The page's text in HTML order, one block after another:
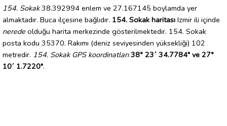
154. Sokak38.392994 enlem ve 27.167145 boylamda yer
almaktadır. Buca ilçesine bağlıdır. 154. Sokak haritası Izmir ili içinde
nerede olduğu harita merkezinde gösterilmektedir. 154. Sokak
posta kodu 35370. Rakımı (deniz seviyesinden yüksekliği) 102
metredir. 154. Sokak GPS koordinatları 38° 23´ 34.7784" ve 27°
10´ 1.7220".